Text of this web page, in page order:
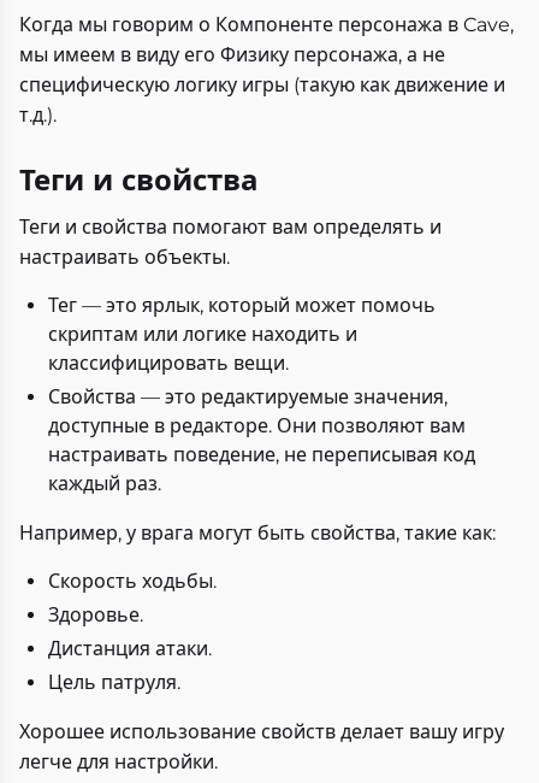
Когда мы говорим о Компоненте персонажа в Cave,
мы имеем в виду его Физику персонажа, а не
специфическую логику игры (такую как движение и
т.д.).
Теги и свойства
Теги и свойства помогают вам определять и
настраивать объекты.
Тег — это ярлык, который может помочь
скриптам или логике находить и
классифицировать вещи.
Свойства — это редактируемые значения,
доступные в редакторе. Они позволяют вам
настраивать поведение, не переписывая код
каждый раз.
Например, у врага могут быть свойства, такие как:
Скорость ходьбы.
Здоровье.
Дистанция атаки.
Цель патруля.
Хорошее использование свойств делает вашу игру
легче для настройки.